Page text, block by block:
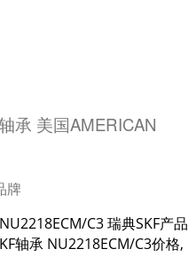
承 美国AMERICAN
牌
C3 瑞典SKF产品
轴承 NU2218ECM/C3价格,